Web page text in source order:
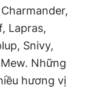
Lapras,
Snivy,
Những
hương vị